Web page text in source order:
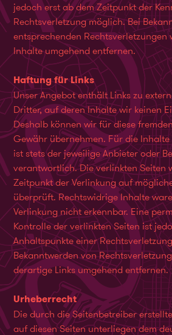
jedoch erst ab dem Zeitpunkt der
Rechtsverletzung möglich. Bei
entsprechenden Rechtsverletzungen
Inhalte umgehend entfernen.
Haftung für Links
Unser Angebot enthält Links zu
Dritter, auf deren Inhalte wir keinen
Deshalb können wir für diese
Gewähr übernehmen. Für die
ist stets der jeweilige Anbieter oder
verantwortlich. Die verlinkten Seiten
Zeitpunkt der Verlinkung auf
überprüft. Rechtswidrige Inhalte
Verlinkung nicht erkennbar. Eine
Kontrolle der verlinkten Seiten ist
Anhaltspunkte einer
Bekanntwerden von
derartige Links umgehend entfernen.
Urheberrecht
Die durch die Seitenbetreiber
auf diesen Seiten unterliegen dem